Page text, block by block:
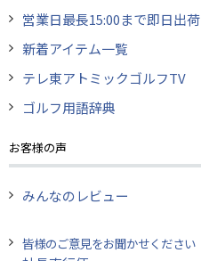
営業日最長15:00まで即日出荷
新着アイテム一覧
テレ東アトミックゴルフTV
ゴルフ用語辞典
お客様の声
みんなのレビュー
皆様のご意見をお聞かせください